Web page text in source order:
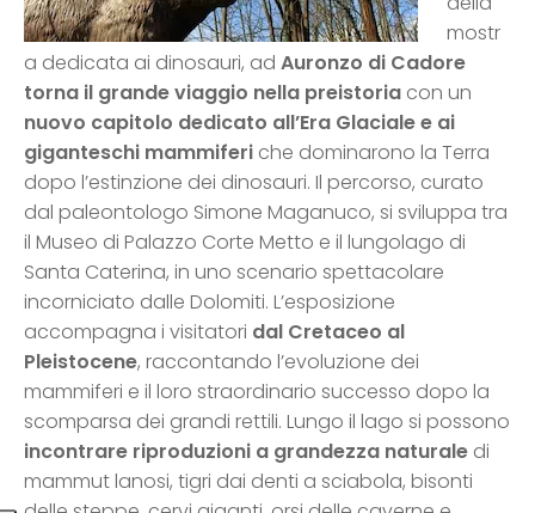
mostr
a dedicata ai dinosauri, ad Auronzo di Cadore
torna il grande viaggio nella preistoria con un
nuovo capitolo dedicato all’Era Glaciale e ai
giganteschi mammiferi che dominarono la Terra
dopo l’estinzione dei dinosauri. Il percorso, curato
dal paleontologo Simone Maganuco, si sviluppa tra
il Museo di Palazzo Corte Metto e il lungolago di
Santa Caterina, in uno scenario spettacolare
incorniciato dalle Dolomiti. L’esposizione
accompagna i visitatori dal Cretaceo al
Pleistocene, raccontando l’evoluzione dei
mammiferi e il loro straordinario successo dopo la
scomparsa dei grandi rettili. Lungo il lago si possono
incontrare riproduzioni a grandezza naturale di
mammut lanosi, tigri dai denti a sciabola, bisonti